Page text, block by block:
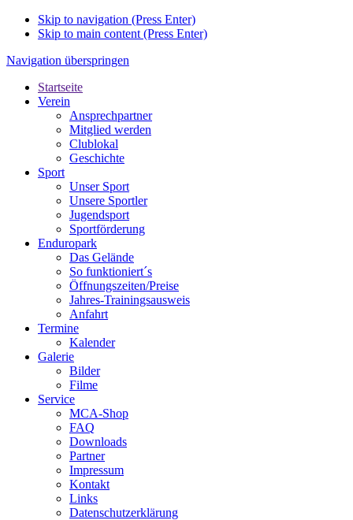
Skip to navigation (Press Enter)
Skip to main content (Press Enter)
Navigation überspringen
Startseite
Verein
Ansprechpartner
Mitglied werden
Clublokal
Geschichte
Sport
Unser Sport
Unsere Sportler
Jugendsport
Sportförderung
Enduropark
Das Gelände
So funktioniert´s
Öffnungszeiten/Preise
Jahres-Trainingsausweis
Anfahrt
Termine
Kalender
Galerie
Bilder
Filme
Service
MCA-Shop
FAQ
Downloads
Partner
Impressum
Kontakt
Links
Datenschutzerklärung